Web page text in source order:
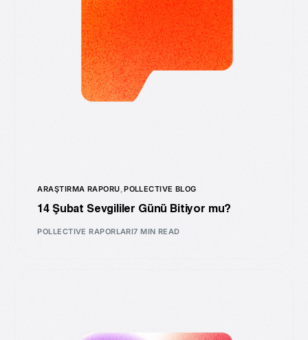
ARAŞTIRMA RAPORU,POLLECTIVE BLOG
14 Şubat Sevgililer Günü Bitiyor mu?
POLLECTIVE RAPORLARI7 MIN READ